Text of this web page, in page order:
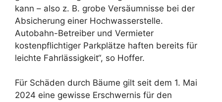
kann – also z. B. grobe Versäumnisse bei der
Absicherung einer Hochwasserstelle.
Autobahn-Betreiber und Vermieter
kostenpflichtiger Parkplätze haften bereits für
leichte Fahrlässigkeit“, so Hoffer.
Für Schäden durch Bäume gilt seit dem 1. Mai
2024 eine gewisse Erschwernis für den